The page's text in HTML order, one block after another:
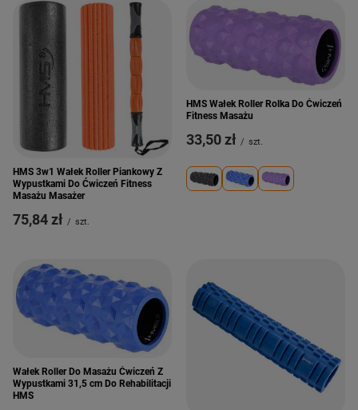
HMS 3w1 Wałek Roller Piankowy Z
Wypustkami Do Ćwiczeń Fitness
Masażu Masażer
75,84 zł / szt.
HMS Wałek Roller Rolka Do Ćwiczeń
Fitness Masażu
33,50 zł / szt.
Wałek Roller Do Masażu Ćwiczeń Z
Wypustkami 31,5 cm Do Rehabilitacji
HMS